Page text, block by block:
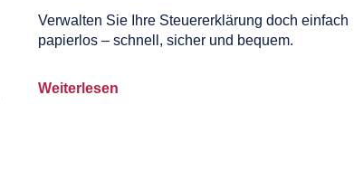
Verwalten Sie Ihre Steuererklärung doch einfach
papierlos – schnell, sicher und bequem.
Weiterlesen